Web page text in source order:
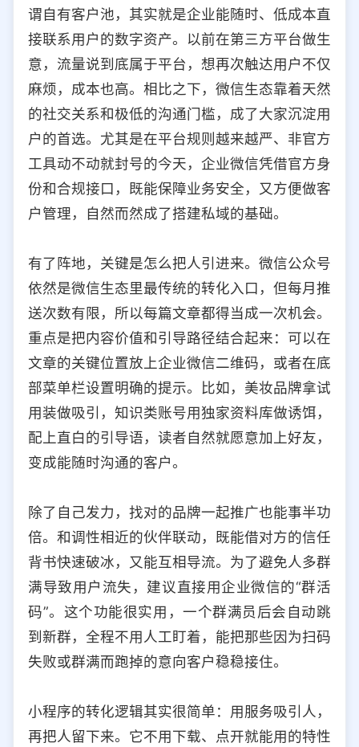
谓自有客户池，其实就是企业能随时、低成本直
接联系用户的数字资产。以前在第三方平台做生
意，流量说到底属于平台，想再次触达用户不仅
麻烦，成本也高。相比之下，微信生态靠着天然
的社交关系和极低的沟通门槛，成了大家沉淀用
户的首选。尤其是在平台规则越来越严、非官方
工具动不动就封号的今天，企业微信凭借官方身
份和合规接口，既能保障业务安全，又方便做客
户管理，自然而然成了搭建私域的基础。
有了阵地，关键是怎么把人引进来。微信公众号
依然是微信生态里最传统的转化入口，但每月推
送次数有限，所以每篇文章都得当成一次机会。
重点是把内容价值和引导路径结合起来：可以在
文章的关键位置放上企业微信二维码，或者在底
部菜单栏设置明确的提示。比如，美妆品牌拿试
用装做吸引，知识类账号用独家资料库做诱饵，
配上直白的引导语，读者自然就愿意加上好友，
变成能随时沟通的客户。
除了自己发力，找对的品牌一起推广也能事半功
倍。和调性相近的伙伴联动，既能借对方的信任
背书快速破冰，又能互相导流。为了避免人多群
满导致用户流失，建议直接用企业微信的“群活
码”。这个功能很实用，一个群满员后会自动跳
到新群，全程不用人工盯着，能把那些因为扫码
失败或群满而跑掉的意向客户稳稳接住。
小程序的转化逻辑其实很简单：用服务吸引人，
再把人留下来。它不用下载、点开就能用的特性